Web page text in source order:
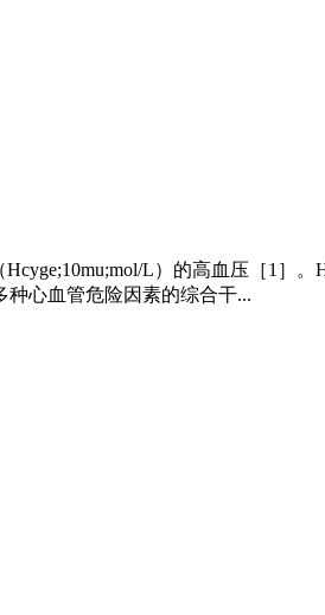
L）的高血压［1］
种心血管危险因素的综合干...